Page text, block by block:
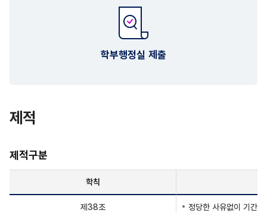
학부행정실 제출
제적
제적구분
학칙
제38조 정당한 사유없이 기간